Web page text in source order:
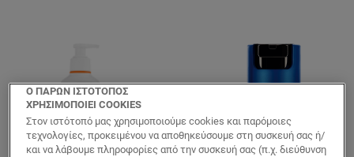
Ο ΠΑΡΩΝ ΙΣΤΟΤΟΠΟΣ
ΧΡΗΣΙΜΟΠΟΙΕΙ COOKIES
Στον ιστότοπό μας χρησιμοποιούμε cookies και παρόμοιες
τεχνολογίες, προκειμένου να αποθηκεύσουμε στη συσκευή σας ή/
και να λάβουμε πληροφορίες από την συσκευή σας (π.χ. διεύθυνση